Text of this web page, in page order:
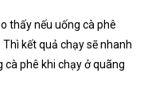
thấy nếu uống cà phê
kết quả chạy sẽ nhanh
cà phê khi chạy ở quãng